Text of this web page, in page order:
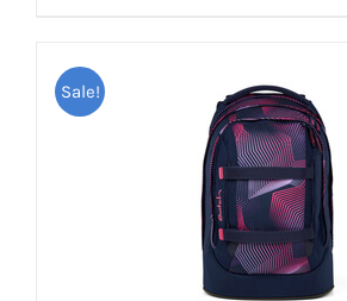
Sale!